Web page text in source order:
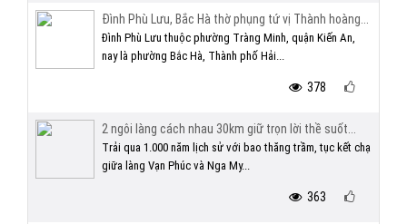
Đình Phù Lưu, Bắc Hà thờ phụng tứ vị Thành hoàng...
Đình Phù Lưu thuộc phường Tràng Minh, quận Kiến An,
nay là phường Bắc Hà, Thành phố Hải...
378
2 ngôi làng cách nhau 30km giữ trọn lời thề suốt...
Trải qua 1.000 năm lịch sử với bao thăng trầm, tục kết chạ
giữa làng Vạn Phúc và Nga My...
363